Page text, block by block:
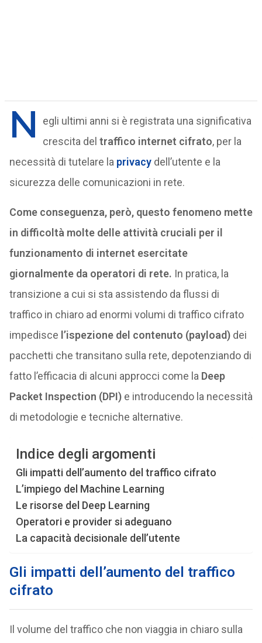
N
egli ultimi anni si è registrata una significativa
crescita del traffico internet cifrato, per la
necessità di tutelare la privacydell’utente e la
sicurezza delle comunicazioni in rete.
Come conseguenza, però, questo fenomeno mette
in difficoltà molte delle attività cruciali per il
funzionamento di internet esercitate
giornalmente da operatori di rete. In pratica, la
transizione a cui si sta assistendo da flussi di
traffico in chiaro ad enormi volumi di traffico cifrato
impedisce l’ispezione del contenuto (payload)dei
pacchetti che transitano sulla rete, depotenziando di
fatto l’efficacia di alcuni approcci come la Deep
Packet Inspection (DPI)e introducendo la necessità
di metodologie e tecniche alternative.
Indice degli argomenti
Gli impatti dell’aumento del traffico cifrato
L’impiego del Machine Learning
Le risorse del Deep Learning
Operatori e provider si adeguano
La capacità decisionale dell’utente
Gli impatti dell’aumento del traffico
cifrato
Il volume del traffico che non viaggia in chiaro sulla